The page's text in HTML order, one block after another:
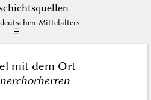
Mittelalters
☰
mit dem Ort